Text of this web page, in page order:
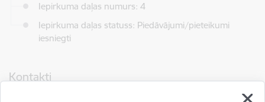
Iepirkuma daļas numurs: 4
Iepirkuma daļas statuss: Piedāvājumi/pieteikumi
iesniegti
Kontakti